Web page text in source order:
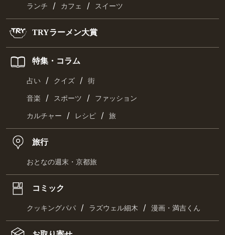
ランチ / カフェ / スイーツ
TRYラーメン大賞
特集・コラム
占い / クイズ / 街
音楽 / スポーツ / ファッション
カルチャー / レシピ / 旅
旅行
おとなの週末・京都旅
コミック
クッキングパパ / ラズウェル細木 / 漫画・満吉くん